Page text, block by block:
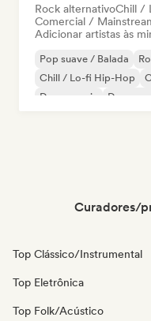
Rock alternativoChill /
Comercial /
Adicionar artistas às
Pop suave / Balada
Chill / Lo-fi Hip-Hop
Dance music
Dance
Curadores/
Top Clássico/Instrumental
Top Eletrônica
Top Folk/Acústico